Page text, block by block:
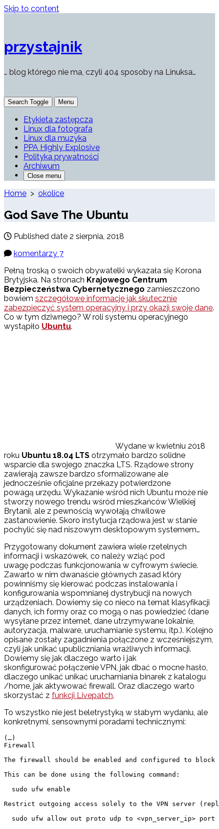
Skip to content
przystajnik
… blog którego nie ma, czyli 404 sposoby na Linuksa…
Search Toggle Menu
Etykieta zastępcza
Linux dla fotografa
Linux dla muzyka
PPA Highly Explosive
Polityka prywatności
Archiwum
Close menu
Home > okolice
God Save The Ubuntu
Published date 2 sierpnia, 2018
komentarzy 7
Pełną troską o swoich obywatelki wykazała się Korona
Brytyjska. Na stronach Krajowego Centrum
Bezpieczeństwa Cybernetycznego zamieszczono
bowiem szczegółowe informacje jak skutecznie
zabezpieczyć system operacyjny i przy okazji swoje dane.
Co w tym dziwnego? W roli systemu operacyjnego
wystąpiło Ubuntu.
Wydane w kwietniu 2018
roku Ubuntu 18.04 LTS otrzymało bardzo solidne
wsparcie dla swojego znaczka LTS. Rządowe strony
zawierają zawsze bardzo sformalizowane ale
jednocześnie oficjalne przekazy potwierdzone
powagą urzędu. Wykazanie wśród nich Ubuntu może nie
stworzy nowego trendu wśród mieszkańców Wielkiej
Brytanii, ale z pewnością wywołają chwilowe
zastanowienie. Skoro instytucja rządowa jest w stanie
pochylić się nad niszowym desktopowym systemem…
Przygotowany dokument zawiera wiele rzetelnych
informacji i wskazówek, co należy wziąć pod
uwagę podczas funkcjonowania w cyfrowym świecie.
Zawarto w nim dwanaście głównych zasad który
powinniśmy się kierować podczas instalowania i
konfigurowania wspomnianej dystrybucji na nowych
urządzeniach. Dowiemy się co nieco na temat klasyfikacji
danych, ich formy oraz co mogą o nas powiedzieć (dane
wysyłane przez internet, dane utrzymywane lokalnie,
autoryzacja, malware, uruchamianie systemu, itp.). Kolejno
opisane zostały zagadnienia połączone z wcześniejszym,
czyli jak unikać upubliczniania wrażliwych informacji.
Dowiemy się jak dlaczego warto i jak
skonfigurować połączenie VPN, jak dbać o mocne hasło,
dlaczego unikać unikać uruchamiania binarek z katalogu
/home, jak aktywować firewall. Oraz dlaczego warto
skorzystać z funkcji Livepatch.
To wszystko nie jest beletrystyką w słabym wydaniu, ale
konkretnymi, sensownymi poradami technicznymi:
(…)
Firewall
The firewall should be enabled and configured to block
This can be done using the following command:
  sudo ufw enable
Restrict outgoing access solely to the VPN server
sudo ufw allow out proto udp to <vpn_server_ip> port